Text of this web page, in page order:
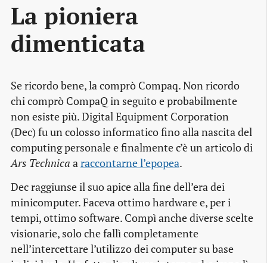
La pioniera
dimenticata
Se ricordo bene, la comprò Compaq. Non ricordo
chi comprò CompaQ in seguito e probabilmente
non esiste più. Digital Equipment Corporation
(Dec) fu un colosso informatico fino alla nascita del
computing personale e finalmente c’è un articolo di
Ars Technica araccontarne l’epopea.
Dec raggiunse il suo apice alla fine dell’era dei
minicomputer. Faceva ottimo hardware e, per i
tempi, ottimo software. Compì anche diverse scelte
visionarie, solo che fallì completamente
nell’intercettare l’utilizzo dei computer su base